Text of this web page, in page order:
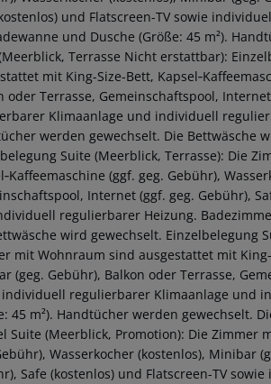
und Flatscreen-TV sowie
und Dusche (Größe: 45 m²).
Terrasse Nicht erstattbar):
mit King-Size-Bett,
oder Terrasse, Gemeinschaftspool,
Klimaanlage und individuell
werden gewechselt. Die Bettwäsche
Suite (Meerblick, Terrasse): Die
(ggf. geg. Gebühr),
Internet (ggf. geg. Gebühr),
regulierbarer Heizung.
wird gewechselt. Einzelbelegung
mit Wohnraum sind ausgestattet mit
(geg. Gebühr), Balkon oder Terrasse,
regulierbarer Klimaanlage und
45 m²). Handtücher werden gewechselt.
Suite (Meerblick, Promotion): Die Zimmer
Wasserkocher (kostenlos), Minibar
Safe (kostenlos) und Flatscreen-TV